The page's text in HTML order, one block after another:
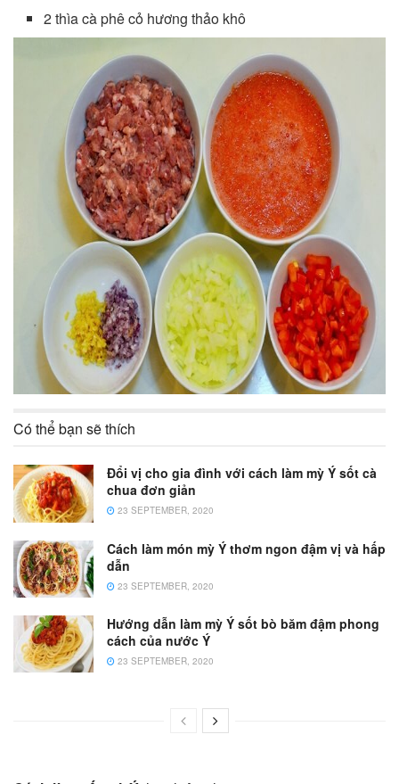
2 thìa cà phê cỏ hương thảo khô
Có thể bạn sẽ thích
Đổi vị cho gia đình với cách làm mỳ Ý sốt cà
chua đơn giản
23 SEPTEMBER, 2020
Cách làm món mỳ Ý thơm ngon đậm vị và hấp
dẫn
23 SEPTEMBER, 2020
Hướng dẫn làm mỳ Ý sốt bò băm đậm phong
cách của nước Ý
23 SEPTEMBER, 2020